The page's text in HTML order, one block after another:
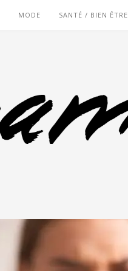
MODE SANTÉ / BIEN ÊTRE